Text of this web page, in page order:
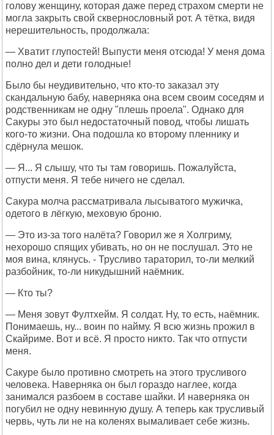
голову женщину, которая даже перед страхом смерти не
могла закрыть свой сквернословный рот. А тётка, видя
нерешительность, продолжала:
— Хватит глупостей! Выпусти меня отсюда! У меня дома
полно дел и дети голодные!
Было бы неудивительно, что кто-то заказал эту
скандальную бабу, наверняка она всем своим соседям и
родственникам не одну "плешь проела". Однако для
Сакуры это был недостаточный повод, чтобы лишать
кого-то жизни. Она подошла ко второму пленнику и
сдёрнула мешок.
— Я... Я слышу, что ты там говоришь. Пожалуйста,
отпусти меня. Я тебе ничего не сделал.
Сакура молча рассматривала лысыватого мужичка,
одетого в лёгкую, меховую броню.
— Это из-за того налёта? Говорил же я Холгриму,
нехорошо спящих убивать, но он не послушал. Это не
моя вина, клянусь. - Трусливо тараторил, то-ли мелкий
разбойник, то-ли никудышний наёмник.
— Кто ты?
— Меня зовут Фултхейм. Я солдат. Ну, то есть, наёмник.
Понимаешь, ну... воин по найму. Я всю жизнь прожил в
Скайриме. Вот и всё. Я просто никто. Так что отпусти
меня.
Сакуре было противно смотреть на этого трусливого
человека. Наверняка он был гораздо наглее, когда
занимался разбоем в составе шайки. И наверняка он
погубил не одну невинную душу. А теперь как трусливый
червь, чуть ли не на коленях вымаливает себе жизнь.